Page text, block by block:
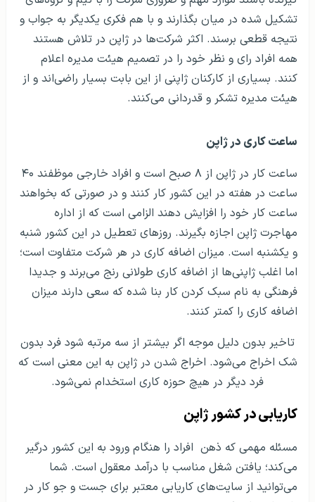
تشکیل شده در میان بگذارند و با هم فکری یکدیگر به جواب و
نتیجه قطعی برسند. اکثر شرکت‌ها در ژاپن در تلاش هستند
همه افراد رای و نظر خود را در تصمیم هیئت مدیره اعلام
کنند. بسیاری از کارکنان ژاپنی از این بابت بسیار راضی‌اند و از
هیئت مدیره تشکر و قدردانی می‌کنند.
ساعت کاری در ژاپن
ساعت کار در ژاپن از ۸ صبح است و افراد خارجی موظفند ۴۰
ساعت در هفته در این کشور کار کنند و در صورتی که بخواهند
ساعت کار خود را افزایش دهند الزامی است که از اداره
مهاجرت ژاپن اجازه بگیرند. روزهای تعطیل در این کشور شنبه
و یکشنبه است. میزان اضافه کاری در هر شرکت متفاوت است؛
اما اغلب ژاپنی‌ها از اضافه کاری طولانی رنج می‌برند و جدیدا
فرهنگی به نام سبک کردن کار بنا شده که سعی دارند میزان
اضافه کاری‌ را کمتر کنند.
تاخیر بدون دلیل موجه اگر بیشتر از سه مرتبه شود فرد بدون
شک اخراج می‌شود. اخراج شدن در ژاپن به این معنی است که
فرد دیگر در هیچ حوزه کاری استخدام نمی‌شود.
کاریابی در کشور ژاپن
مسئله مهمی که ذهن افراد را هنگام ورود به این کشور درگیر
می‌کند؛ یافتن شغل مناسب با درآمد معقول است. شما
می‌توانید از سایت‌های کاریابی معتبر برای جست و جو کار در